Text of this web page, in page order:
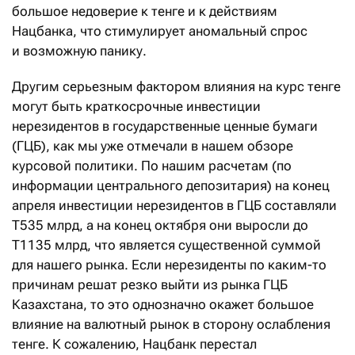
большое недоверие к тенге и к действиям
Нацбанка, что стимулирует аномальный спрос
и возможную панику.
Другим серьезным фактором влияния на курс тенге
могут быть краткосрочные инвестиции
нерезидентов в государственные ценные бумаги
(ГЦБ), как мы уже отмечали в нашем обзоре
курсовой политики. По нашим расчетам (по
информации центрального депозитария) на конец
апреля инвестиции нерезидентов в ГЦБ составляли
Т535 млрд, а на конец октября они выросли до
Т1135 млрд, что является существенной суммой
для нашего рынка. Если нерезиденты по каким-то
причинам решат резко выйти из рынка ГЦБ
Казахстана, то это однозначно окажет большое
влияние на валютный рынок в сторону ослабления
тенге. К сожалению, Нацбанк перестал